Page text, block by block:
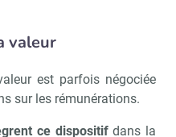
valeur
est parfois négociée
sur les rémunérations.
ce dispositifdans la